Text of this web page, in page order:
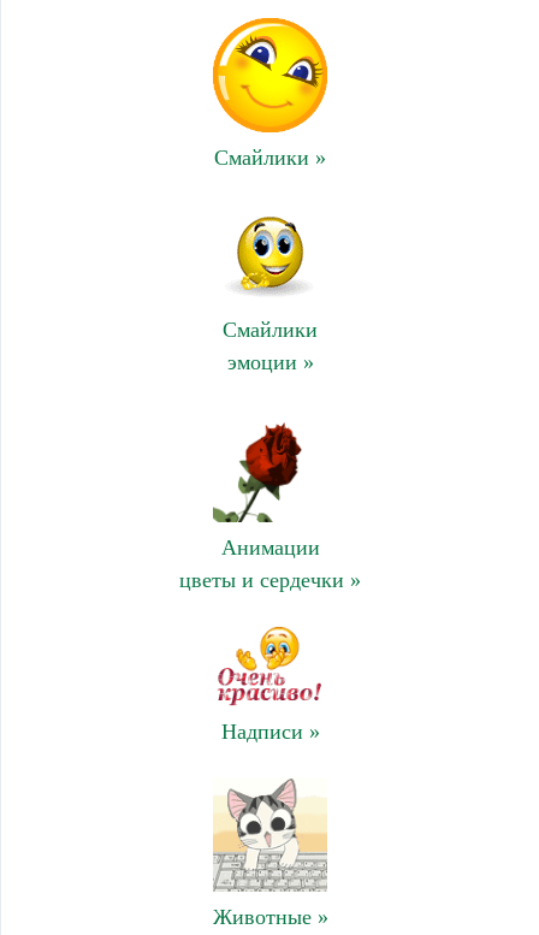
Смайлики »
Смайлики
эмоции »
Анимации
цветы и сердечки »
Надписи »
Животные »